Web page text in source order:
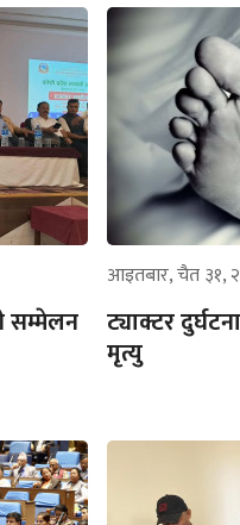
सम्मेलन
आइतबार, चैत ३१,
ट्याक्टर
मृत्यु